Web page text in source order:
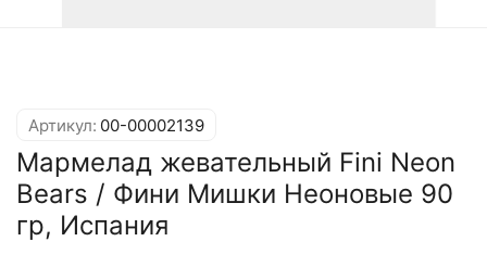
Артикул: 00-00002139
Мармелад жевательный Fini Neon
Bears / Фини Мишки Неоновые 90
гр, Испания